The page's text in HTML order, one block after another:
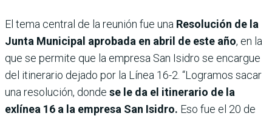
El tema central de la reunión fue una Resolución de la
Junta Municipal aprobada en abril de este año, en la
que se permite que la empresa San Isidro se encargue
del itinerario dejado por la Línea 16-2. “Logramos sacar
una resolución, donde se le da el itinerario de la
exlínea 16 a la empresa San Isidro. Eso fue el 20 de